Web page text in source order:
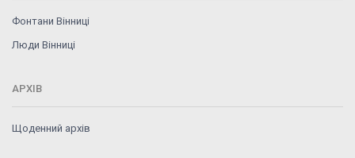
Фонтани Вінниці
Люди Вінниці
АРХІВ
Щоденний архів